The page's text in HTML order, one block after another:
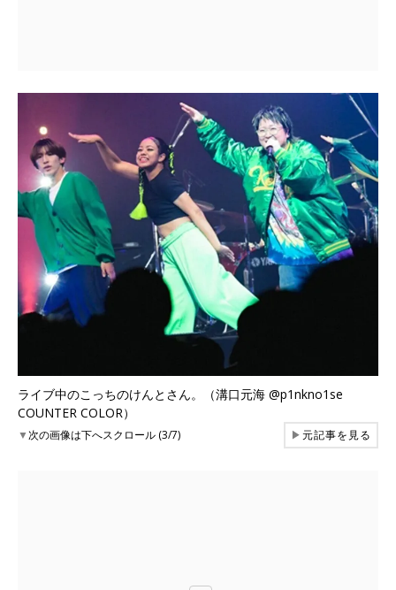
ライブ中のこっちのけんとさん。（溝口元海 @p1nkno1se
COUNTER COLOR）
▼次の画像は下へスクロール (3/7) ▶元記事を見る